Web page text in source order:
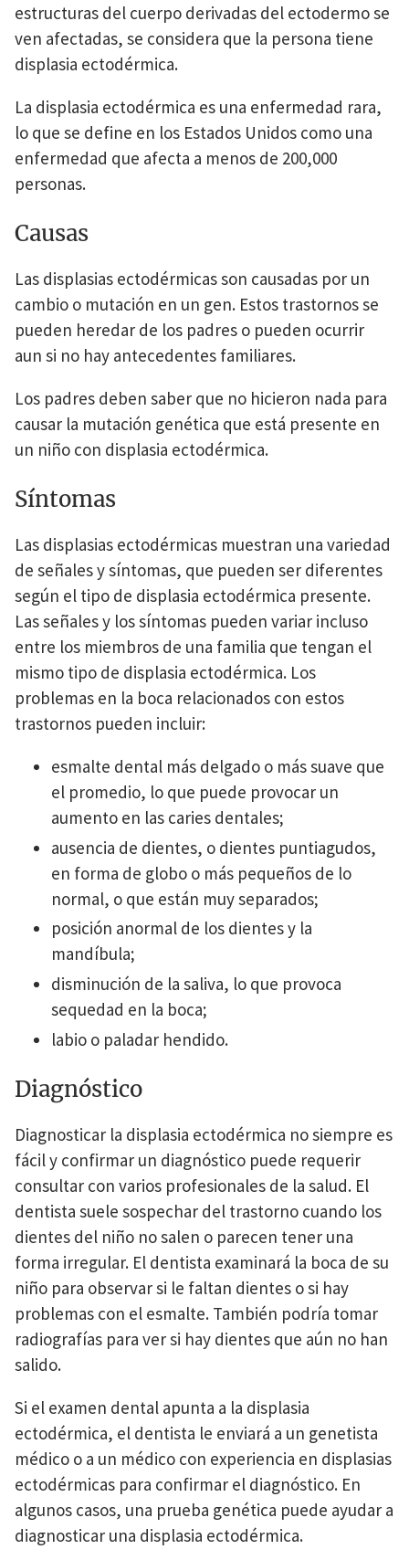
estructuras del cuerpo derivadas del ectodermo se
ven afectadas, se considera que la persona tiene
displasia ectodérmica.
La displasia ectodérmica es una enfermedad rara,
lo que se define en los Estados Unidos como una
enfermedad que afecta a menos de 200,000
personas.
Causas
Las displasias ectodérmicas son causadas por un
cambio o mutación en un gen. Estos trastornos se
pueden heredar de los padres o pueden ocurrir
aun si no hay antecedentes familiares.
Los padres deben saber que no hicieron nada para
causar la mutación genética que está presente en
un niño con displasia ectodérmica.
Síntomas
Las displasias ectodérmicas muestran una variedad
de señales y síntomas, que pueden ser diferentes
según el tipo de displasia ectodérmica presente.
Las señales y los síntomas pueden variar incluso
entre los miembros de una familia que tengan el
mismo tipo de displasia ectodérmica. Los
problemas en la boca relacionados con estos
trastornos pueden incluir:
esmalte dental más delgado o más suave que
el promedio, lo que puede provocar un
aumento en las caries dentales;
ausencia de dientes, o dientes puntiagudos,
en forma de globo o más pequeños de lo
normal, o que están muy separados;
posición anormal de los dientes y la
mandíbula;
disminución de la saliva, lo que provoca
sequedad en la boca;
labio o paladar hendido.
Diagnóstico
Diagnosticar la displasia ectodérmica no siempre es
fácil y confirmar un diagnóstico puede requerir
consultar con varios profesionales de la salud. El
dentista suele sospechar del trastorno cuando los
dientes del niño no salen o parecen tener una
forma irregular. El dentista examinará la boca de su
niño para observar si le faltan dientes o si hay
problemas con el esmalte. También podría tomar
radiografías para ver si hay dientes que aún no han
salido.
Si el examen dental apunta a la displasia
ectodérmica, el dentista le enviará a un genetista
médico o a un médico con experiencia en displasias
ectodérmicas para confirmar el diagnóstico. En
algunos casos, una prueba genética puede ayudar a
diagnosticar una displasia ectodérmica.